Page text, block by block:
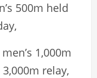
500m held
1,000m
relay,